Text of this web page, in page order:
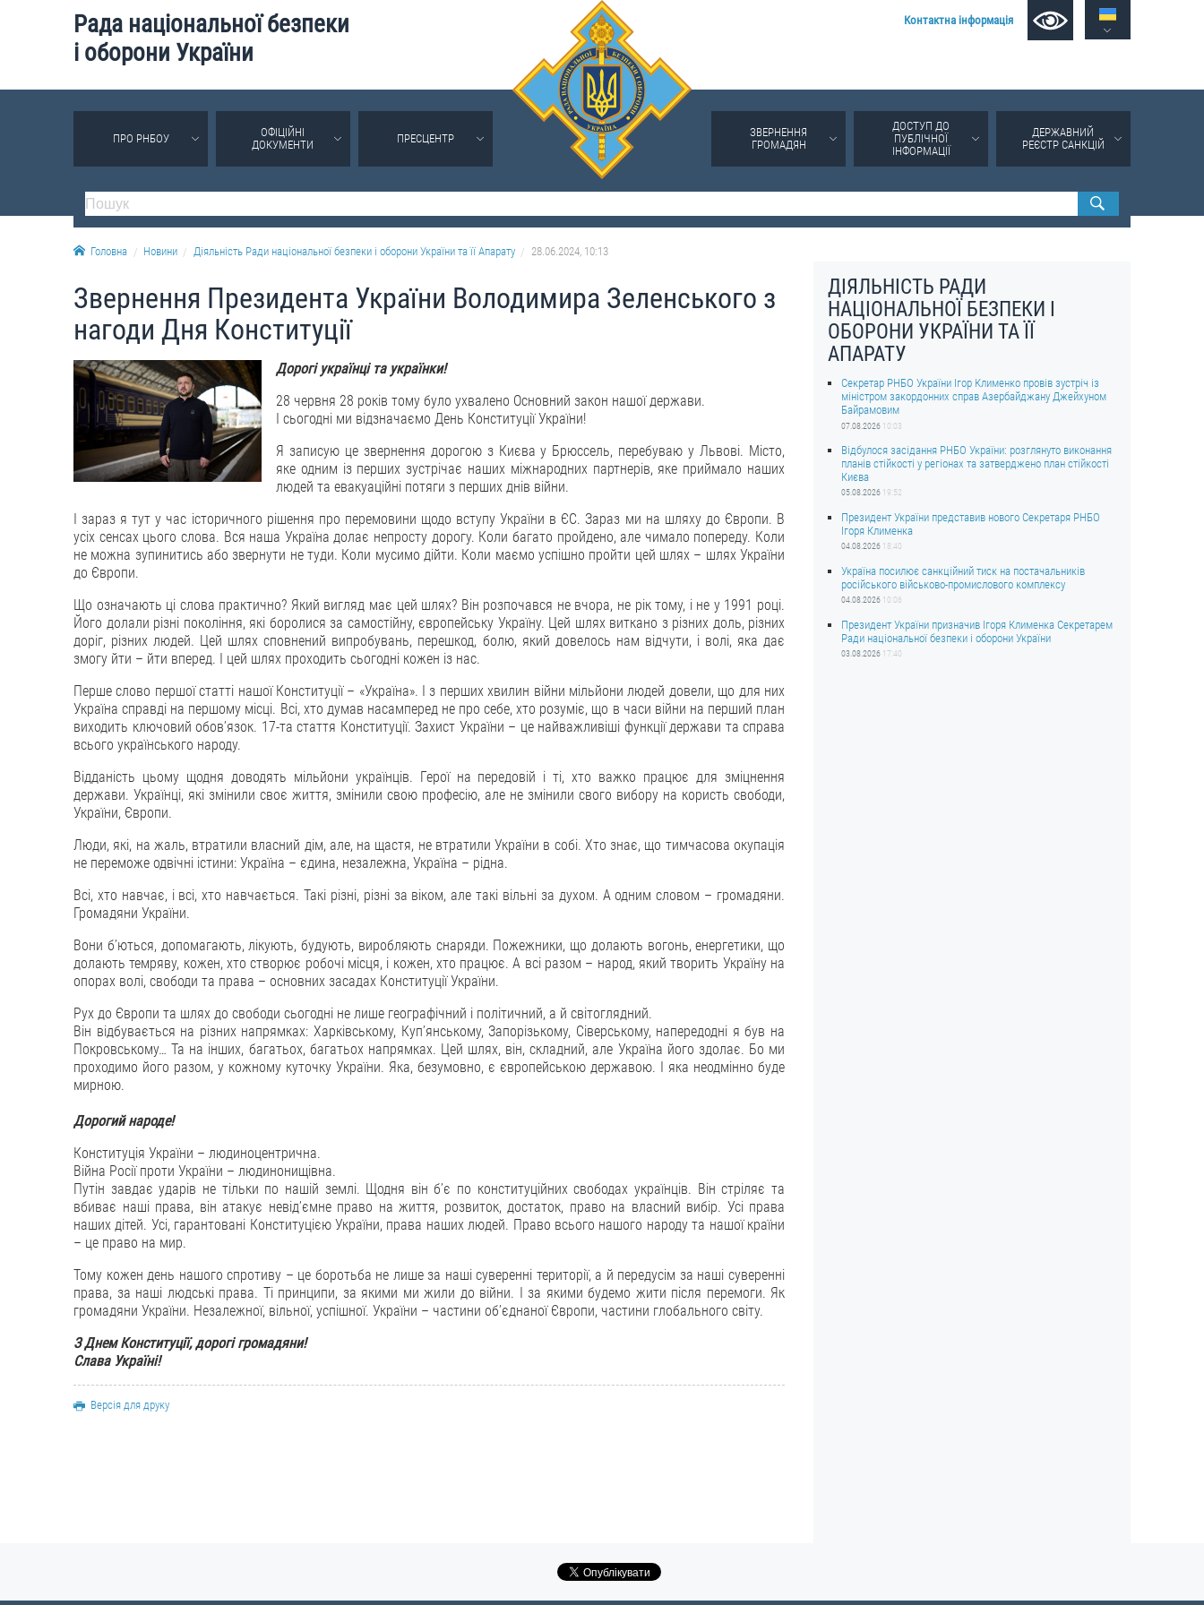
Рада національної безпеки
і оборони України
Контактна інформація
ПРО РНБОУ
ОФІЦІЙНІ
ДОКУМЕНТИ
ПРЕСЦЕНТР
ЗВЕРНЕННЯ
ГРОМАДЯН
ДОСТУП ДО
ПУБЛІЧНОЇ
ІНФОРМАЦІЇ
ДЕРЖАВНИЙ
РЕЄСТР САНКЦІЙ
Головна Новини Діяльність Ради національної безпеки і оборони України та її Апарату 28.06.2024, 10:13
Звернення Президента України Володимира Зеленського з
нагоди Дня Конституції
Дорогі українці та українки!
28 червня 28 років тому було ухвалено Основний закон нашої держави.
І сьогодні ми відзначаємо День Конституції України!
Я записую це звернення дорогою з Києва у Брюссель, перебуваю у Львові. Місто,
яке одним із перших зустрічає наших міжнародних партнерів, яке приймало наших
людей та евакуаційні потяги з перших днів війни.
І зараз я тут у час історичного рішення про перемовини щодо вступу України в ЄС. Зараз ми на шляху до Європи. В
усіх сенсах цього слова. Вся наша Україна долає непросту дорогу. Коли багато пройдено, але чимало попереду. Коли
не можна зупинитись або звернути не туди. Коли мусимо дійти. Коли маємо успішно пройти цей шлях – шлях України
до Європи.
Що означають ці слова практично? Який вигляд має цей шлях? Він розпочався не вчора, не рік тому, і не у 1991 році.
Його долали різні покоління, які боролися за самостійну, європейську Україну. Цей шлях виткано з різних доль, різних
доріг, різних людей. Цей шлях сповнений випробувань, перешкод, болю, який довелось нам відчути, і волі, яка дає
змогу йти – йти вперед. І цей шлях проходить сьогодні кожен із нас.
Перше слово першої статті нашої Конституції – «Україна». І з перших хвилин війни мільйони людей довели, що для них
Україна справді на першому місці. Всі, хто думав насамперед не про себе, хто розуміє, що в часи війни на перший план
виходить ключовий обов’язок. 17-та стаття Конституції. Захист України – це найважливіші функції держави та справа
всього українського народу.
Відданість цьому щодня доводять мільйони українців. Герої на передовій і ті, хто важко працює для зміцнення
держави. Українці, які змінили своє життя, змінили свою професію, але не змінили свого вибору на користь свободи,
України, Європи.
Люди, які, на жаль, втратили власний дім, але, на щастя, не втратили України в собі. Хто знає, що тимчасова окупація
не переможе одвічні істини: Україна – єдина, незалежна, Україна – рідна.
Всі, хто навчає, і всі, хто навчається. Такі різні, різні за віком, але такі вільні за духом. А одним словом – громадяни.
Громадяни України.
Вони б’ються, допомагають, лікують, будують, виробляють снаряди. Пожежники, що долають вогонь, енергетики, що
долають темряву, кожен, хто створює робочі місця, і кожен, хто працює. А всі разом – народ, який творить Україну на
опорах волі, свободи та права – основних засадах Конституції України.
Рух до Європи та шлях до свободи сьогодні не лише географічний і політичний, а й світоглядний.
Він відбувається на різних напрямках: Харківському, Куп’янському, Запорізькому, Сіверському, напередодні я був на
Покровському… Та на інших, багатьох, багатьох напрямках. Цей шлях, він, складний, але Україна його здолає. Бо ми
проходимо його разом, у кожному куточку України. Яка, безумовно, є європейською державою. І яка неодмінно буде
мирною.
Дорогий народе!
Конституція України – людиноцентрична.
Війна Росії проти України – людинонищівна.
Путін завдає ударів не тільки по нашій землі. Щодня він б’є по конституційних свободах українців. Він стріляє та
вбиває наші права, він атакує невід’ємне право на життя, розвиток, достаток, право на власний вибір. Усі права
наших дітей. Усі, гарантовані Конституцією України, права наших людей. Право всього нашого народу та нашої країни
– це право на мир.
Тому кожен день нашого спротиву – це боротьба не лише за наші суверенні території, а й передусім за наші суверенні
права, за наші людські права. Ті принципи, за якими ми жили до війни. І за якими будемо жити після перемоги. Як
громадяни України. Незалежної, вільної, успішної. України – частини об’єднаної Європи, частини глобального світу.
З Днем Конституції, дорогі громадяни!
Слава Україні!
Версія для друку
ДІЯЛЬНІСТЬ РАДИ
НАЦІОНАЛЬНОЇ БЕЗПЕКИ І
ОБОРОНИ УКРАЇНИ ТА ЇЇ
АПАРАТУ
Секретар РНБО України Ігор Клименко провів зустріч із
міністром закордонних справ Азербайджану Джейхуном
Байрамовим
07.08.2026 10:03
Відбулося засідання РНБО України: розглянуто виконання
планів стійкості у регіонах та затверджено план стійкості
Києва
05.08.2026 19:52
Президент України представив нового Секретаря РНБО
Ігоря Клименка
04.08.2026 18:40
Україна посилює санкційний тиск на постачальників
російського військово-промислового комплексу
04.08.2026 10:06
Президент України призначив Ігоря Клименка Секретарем
Ради національної безпеки і оборони України
03.08.2026 17:40